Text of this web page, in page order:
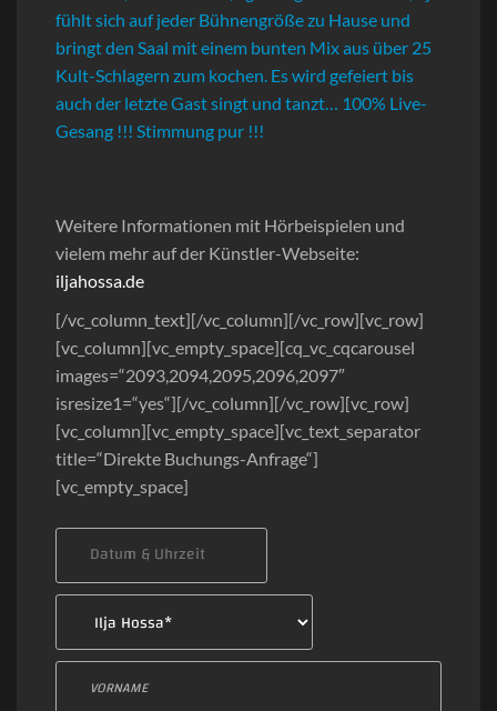
fühlt sich auf jeder Bühnengröße zu Hause und
bringt den Saal mit einem bunten Mix aus über 25
Kult-Schlagern zum kochen. Es wird gefeiert bis
auch der letzte Gast singt und tanzt… 100% Live-
Gesang !!! Stimmung pur !!!
Weitere Informationen mit Hörbeispielen und
vielem mehr auf der Künstler-Webseite:
iljahossa.de
[/vc_column_text][/vc_column][/vc_row][vc_row]
[vc_column][vc_empty_space][cq_vc_cqcarousel
images=“2093,2094,2095,2096,2097″
isresize1=“yes“][/vc_column][/vc_row][vc_row]
[vc_column][vc_empty_space][vc_text_separator
title=“Direkte Buchungs-Anfrage“]
[vc_empty_space]